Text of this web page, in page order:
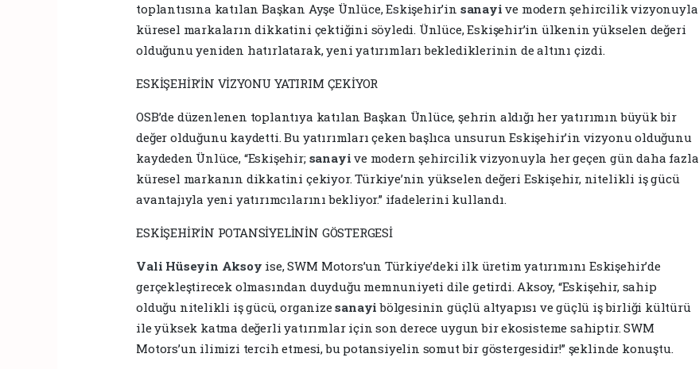
toplantısına katılan Başkan Ayşe Ünlüce, Eskişehir’in sanayive modern şehircilik vizyonuyla
küresel markaların dikkatini çektiğini söyledi. Ünlüce, Eskişehir’in ülkenin yükselen değeri
olduğunu yeniden hatırlatarak, yeni yatırımları beklediklerinin de altını çizdi.
ESKİŞEHİR’İN VİZYONU YATIRIM ÇEKİYOR
OSB’de düzenlenen toplantıya katılan Başkan Ünlüce, şehrin aldığı her yatırımın büyük bir
değer olduğunu kaydetti. Bu yatırımları çeken başlıca unsurun Eskişehir’in vizyonu olduğunu
kaydeden Ünlüce, “Eskişehir; sanayive modern şehircilik vizyonuyla her geçen gün daha fazla
küresel markanın dikkatini çekiyor. Türkiye’nin yükselen değeri Eskişehir, nitelikli iş gücü
avantajıyla yeni yatırımcılarını bekliyor.” ifadelerini kullandı.
ESKİŞEHİR’İN POTANSİYELİNİN GÖSTERGESİ
Vali Hüseyin Aksoy ise, SWM Motors’un Türkiye’deki ilk üretim yatırımını Eskişehir’de
gerçekleştirecek olmasından duyduğu memnuniyeti dile getirdi. Aksoy, “Eskişehir, sahip
olduğu nitelikli iş gücü, organizesanayibölgesinin güçlü altyapısı ve güçlü iş birliği kültürü
ile yüksek katma değerli yatırımlar için son derece uygun bir ekosisteme sahiptir. SWM
Motors’un ilimizi tercih etmesi, bu potansiyelin somut bir göstergesidir!” şeklinde konuştu.